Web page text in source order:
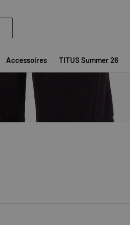
Accessoires TITUS Summer 26